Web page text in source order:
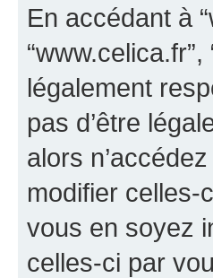
En accédant à
légalement
pas d’être
alors
modifier celles-
vous en soyez
celles-ci par